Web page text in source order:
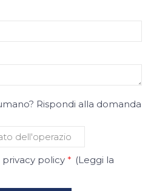
Rispondi alla domanda
policy * (Leggi la